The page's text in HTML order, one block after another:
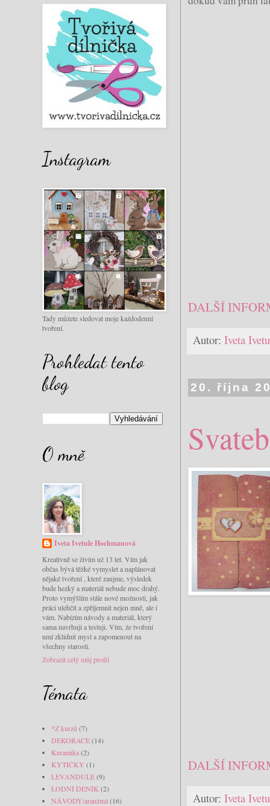
DALŠÍ
Autor: Iveta
20. října
DALŠÍ
Autor: Iveta
Instagram
Tady můžete sledovat moje každodenní
tvoření.
Prohledat tento
blog
O mně
Iveta Ivetule Hochmanová
Kreativně se živím už 13 let. Vím jak
občas bývá těžké vymyslet a naplánovat
nějaké tvoření , které zaujme, výsledek
bude hezký a materiál nebude moc drahý.
Proto vymýšlím stále nové možnosti, jak
práci ulehčit a zpříjemnit nejen mně, ale i
vám. Nabízím návody a materiál, který
sama navrhuji a testuji. Vím, že tvoření
umí zklidnit mysl a zapomenout na
všechny starosti.
Zobrazit celý můj profil
Témata
*Z kurzů (7)
DEKORACE(14)
Keramika(2)
KYTIČKY (1)
LEVANDULE(9)
LODNÍ DENÍK (2)
NÁVODY/aranžmá(16)